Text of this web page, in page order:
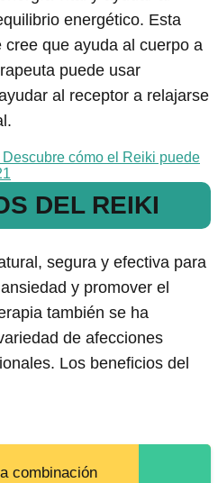
energético. Esta
que ayuda al cuerpo a
puede usar
al receptor a relajarse
Descubre cómo el Reiki puede
DEL REIKI
segura y efectiva para
y promover el
también se ha
de afecciones
Los beneficios del
combinación